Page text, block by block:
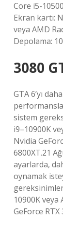
Core i5-
Ekran kartı:
veya AMD
Depolama:
3080
GTA 6’yı
sistem
i9–10900K
Nvidia
6800XT.21
ayarlarda,
oynamak
10900K veya
GeForce